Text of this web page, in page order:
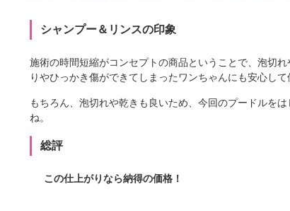
シャンプー＆リンスの印象
施術の時間短縮がコンセプトの商品ということで、泡切
りやひっかき傷ができてしまったワンちゃんにも安心し
もちろん、泡切れや乾きも良いため、今回のプードルを
ね。
総評
この仕上がりなら納得の価格！